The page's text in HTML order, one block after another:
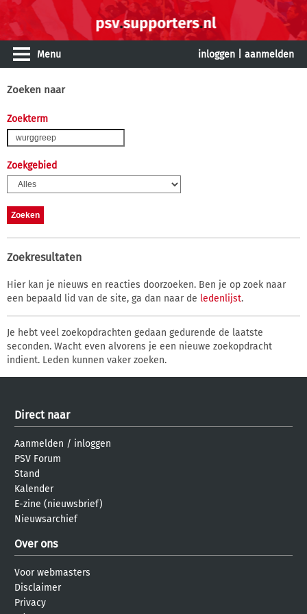
Menu inloggen aanmelden
Zoeken naar
Zoekterm
Zoekgebied
Zoekresultaten
Hier kan je nieuws en reacties doorzoeken. Ben je op zoek naar
een bepaald lid van de site, ga dan naar de ledenlijst.
Je hebt veel zoekopdrachten gedaan gedurende de laatste
seconden. Wacht even alvorens je een nieuwe zoekopdracht
indient. Leden kunnen vaker zoeken.
Direct naar
Aanmelden / inloggen
PSV Forum
Stand
Kalender
E-zine (nieuwsbrief)
Nieuwsarchief
Over ons
Voor webmasters
Disclaimer
Privacy